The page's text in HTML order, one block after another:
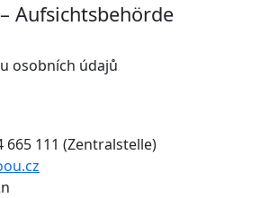
Aufsichtsbehörde
osobních údajů
665 111 (Zentralstelle)